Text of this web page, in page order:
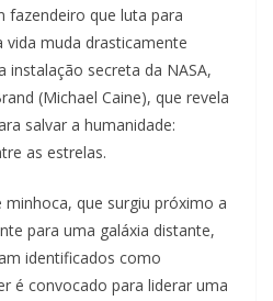
fazendeiro que luta para
vida muda drasticamente
instalação secreta da NASA,
(Michael Caine), que revela
salvar a humanidade:
as estrelas.
que surgiu próximo a
para uma galáxia distante,
identificados como
é convocado para liderar uma